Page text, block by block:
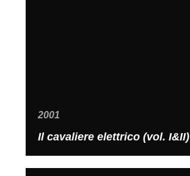
2001
Il cavaliere elettrico (vol. I&II)